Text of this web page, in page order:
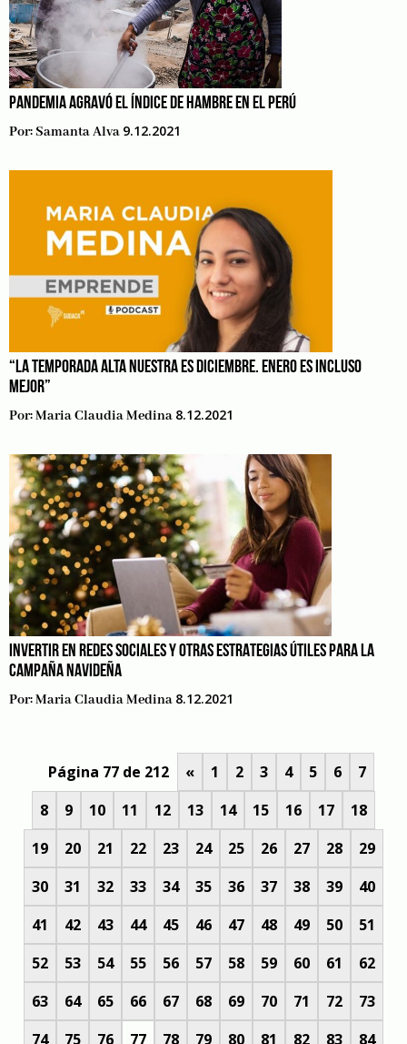
PANDEMIA AGRAVÓ EL ÍNDICE DE HAMBRE EN EL PERÚ
Por:Samanta Alva 9.12.2021
“LA TEMPORADA ALTA NUESTRA ES DICIEMBRE. ENERO ES INCLUSO
MEJOR”
Por:Maria Claudia Medina 8.12.2021
INVERTIR EN REDES SOCIALES Y OTRAS ESTRATEGIAS ÚTILES PARA LA
CAMPAÑA NAVIDEÑA
Por:Maria Claudia Medina 8.12.2021
Página 77 de 212 « 1 2 3 4 5 6
7
8
9 10 11 12 13 14 15 16 17
18
19
20 21 22 23 24 25 26 27 28
29
30
31 32 33 34 35 36 37 38 39
40
41
42 43 44 45 46 47 48 49 50
51
52
53 54 55 56 57 58 59 60 61
62
63
64 65 66 67 68 69 70 71 72
73
74
75 76 77 78 79 80 81 82 83 84